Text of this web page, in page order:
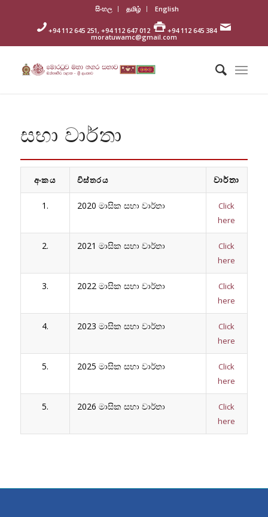
සිංහල தமிழ் English
+94 112 645 251, +94 112 647 012 +94 112 645 384
moratuwamc@gmail.com
සභා වාර්තා
අංකය විස්තරය වාර්තා
1. 2020 මාසික සභා වාර්තා
Click
here
2. 2021 මාසික සභා වාර්තා
Click
here
3. 2022 මාසික සභා වාර්තා
Click
here
4. 2023 මාසික සභා වාර්තා
Click
here
5. 2025 මාසික සභා වාර්තා
Click
here
5. 2026 මාසික සභා වාර්තා
Click
here